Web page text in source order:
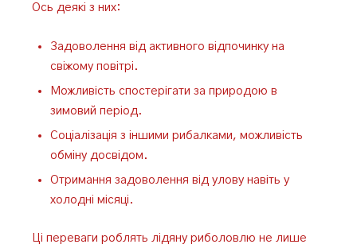
Ось деякі з них:
Задоволення від активного відпочинку на
свіжому повітрі.
Можливість спостерігати за природою в
зимовий період.
Соціалізація з іншими рибалками, можливість
обміну досвідом.
Отримання задоволення від улову навіть у
холодні місяці.
Ці переваги роблять лідяну риболовлю не лише